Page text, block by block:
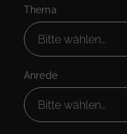
Thema
Anrede